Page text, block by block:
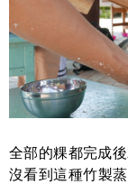
全部的粿都完成
沒看到這種竹製